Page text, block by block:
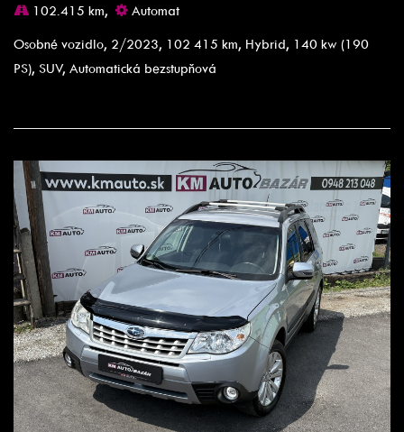
102.415 km,
Automat
Osobné vozidlo, 2/2023, 102 415 km, Hybrid, 140 kw (190
PS), SUV, Automatická bezstupňová